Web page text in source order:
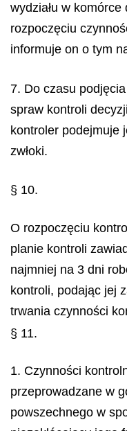
wydziału w
rozpoczęciu
informuje on o tym
7. Do czasu
spraw kontroli
kontroler podejmuje
zwłoki.
§ 10.
O rozpoczęciu
planie kontroli
najmniej na 3 dni
kontroli, podając jej
trwania czynności
§ 11.
1. Czynności
przeprowadzane w
powszechnego w